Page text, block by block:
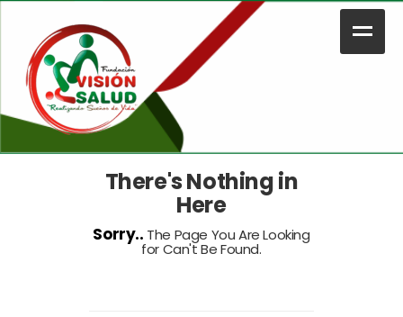
Home
Portafolio
Contacto
OoOps!
There's Nothing in
Here
Sorry.. The Page You Are Looking
for Can't Be Found.